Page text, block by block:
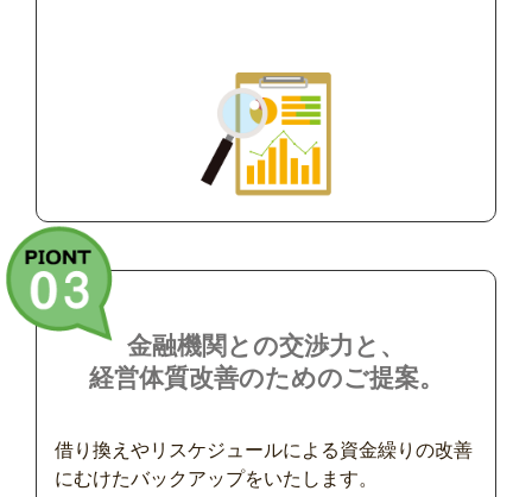
金融機関との交渉力と、
経営体質改善のためのご提案。
借り換えやリスケジュールによる資金繰りの改善
にむけたバックアップをいたします。